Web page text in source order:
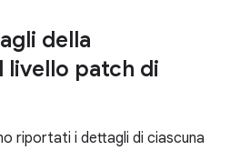
della
livello patch di
riportati i dettagli di ciascuna